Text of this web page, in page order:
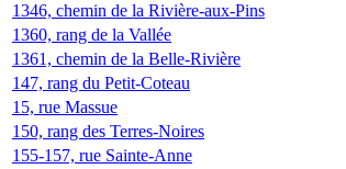
1346, chemin de la Rivière-aux-Pins
1360, rang de la Vallée
1361, chemin de la Belle-Rivière
147, rang du Petit-Coteau
15, rue Massue
150, rang des Terres-Noires
155-157, rue Sainte-Anne